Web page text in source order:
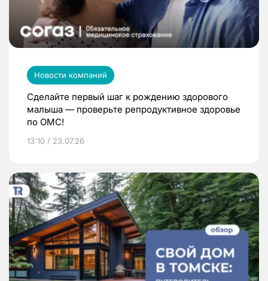
Новости компаний
Сделайте первый шаг к рождению здорового
малыша — проверьте репродуктивное здоровье
по ОМС!
13:10 / 23.07.26